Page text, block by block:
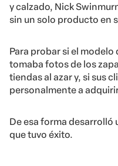
y calzado, Nick
sin un solo producto en
Para probar si el
tomaba fotos de los
tiendas al azar y, si sus
personalmente a
De esa forma desarrolló
que tuvo éxito.